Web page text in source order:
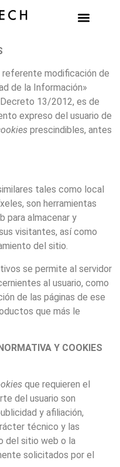
referente modificación de
de la Información»
13/2012, es de
expreso del usuario de
prescindibles, antes
tales como local
son herramientas
para almacenar y
visitantes, así como
del sitio.
se permite al servidor
al usuario, como
de las páginas de ese
que más le
Y COOKIES
que requieren el
del usuario son
y afiliación,
técnico y las
del sitio web o la
solicitados por el